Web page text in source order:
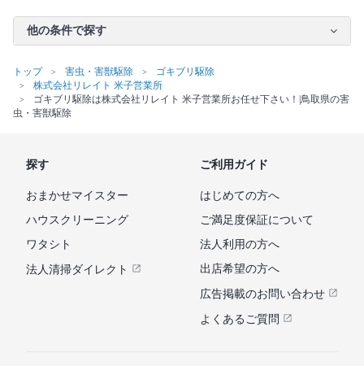
他の条件で探す
トップ 害虫・害獣駆除
ゴキブリ駆除
株式会社リレイト 米子営業所
ゴキブリ駆除は株式会社リレイト 米子営業所お任せ下さい！|鳥取県の害
虫・害獣駆除
探す
おまかせマイスター
ハウスクリーニング
ワタシト
法人清掃ダイレクト
ご利用ガイド
はじめての方へ
ご満足度保証について
法人利用の方へ
出店希望の方へ
広告掲載のお問い合わせ
よくあるご質問